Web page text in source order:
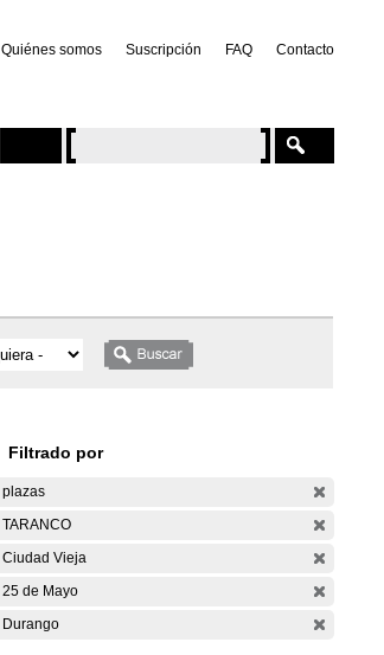
Quiénes somos Suscripción FAQ Contacto
Filtrado por
plazas
TARANCO
Ciudad Vieja
25 de Mayo
Durango